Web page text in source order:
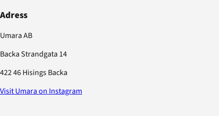
Adress
Umara AB
Backa Strandgata 14
422 46 Hisings Backa
Visit Umara on Instagram